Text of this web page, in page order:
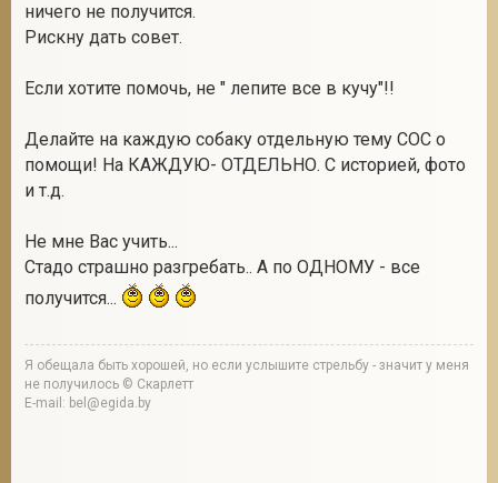
ничего не получится.
Рискну дать совет.
Если хотите помочь, не " лепите все в кучу"!!
Делайте на каждую собаку отдельную тему СОС о
помощи! На КАЖДУЮ- ОТДЕЛЬНО. С историей, фото
и т.д.
Не мне Вас учить...
Стадо страшно разгребать.. А по ОДНОМУ - все
получится...
Я обещала быть хорошей, но если услышите стрельбу - значит у меня
не получилось © Скарлетт
E-mail: bel@egida.by